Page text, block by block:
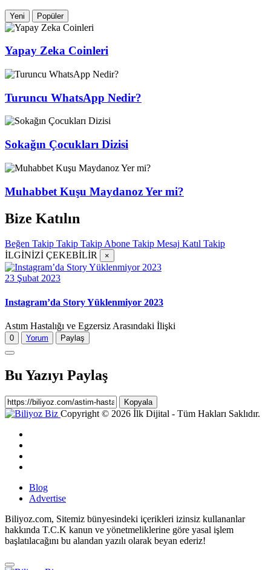
Yeni Popüler
Yapay Zeka Coinleri
Turuncu WhatsApp Nedir?
Sokağın Çocukları Dizisi
Muhabbet Kuşu Maydanoz Yer mi?
Bize Katılın
Beğen Takip Takip TakipAbone Takip Mesaj Katıl Takip
İLGİNİZİ ÇEKEBİLİR
×
23 Şubat 2023
Instagram’da Story Yüklenmiyor 2023
Astım Hastalığı ve Egzersiz Arasındaki İlişki
0 Yorum Paylaş
Bu Yazıyı Paylaş
Kopyala
Copyright © 2026 İlk Dijital - Tüm Hakları Saklıdır.
Blog
Advertise
Biliyoz.com, Sitemiz bünyesindeki içerikleri izinsiz kullananlar
hakkında T.C.K kanun ve yönetmeliklerine göre yasal işlem
başlatılacağını bu alandan yazılı olarak beyan ederiz!